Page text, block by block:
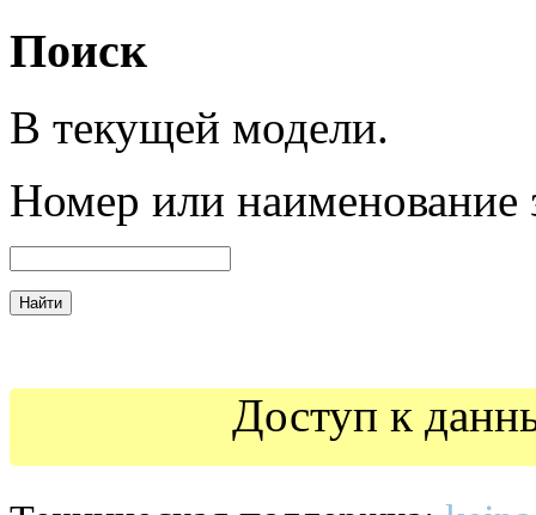
Поиск
В текущей модели.
Номер или наименование
Доступ к